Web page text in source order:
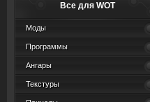
Все для WOT
Моды
Программы
Ангары
Текстуры